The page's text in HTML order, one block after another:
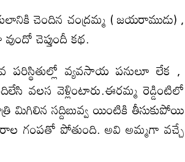
చెందిన చంద్రమ్మ ( జయరాముడు) ,
చెప్తుందీ కథ.
పరిస్థితుల్లో వ్యవసాయ పనులూ లేక ,
వలస వెళ్లింటారు.ఈరమ్మ రెడ్డింటిలో
మిగిలిన సద్దిబువ్వ యింటికి తీసుకుపోయి
గంపతో పోతుంది. అవి అమ్మగా వచ్చే